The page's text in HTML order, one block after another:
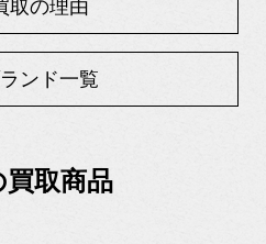
取の理由
ンド一覧
買取商品